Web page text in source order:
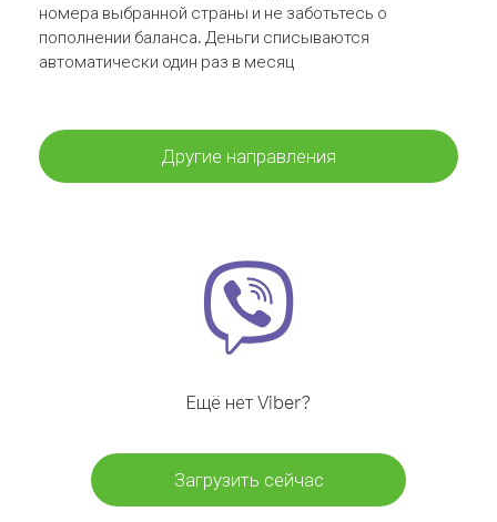
номера выбранной страны и не заботьтесь о
пополнении баланса. Деньги списываются
автоматически один раз в месяц
Другие направления
Ещё нет Viber?
Загрузить сейчас